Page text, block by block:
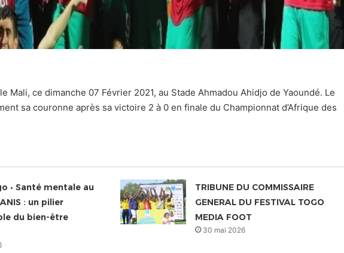
Mali, ce dimanche 07 Février 2021, au Stade Ahmadou Ahidjo de Yaoundé. Le
sa couronne après sa victoire 2 à 0 en finale du Championnat d’Afrique des
• Santé mentale au
: un pilier
du bien-être
TRIBUNE DU COMMISSAIRE
GENERAL DU FESTIVAL TOGO
MEDIA FOOT
30 mai 2026